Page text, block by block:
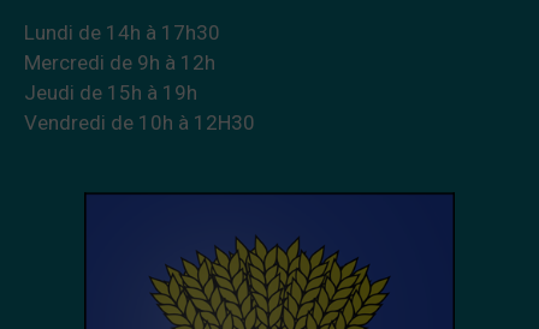
Lundi de 14h à 17h30
Mercredi de 9h à 12h
Jeudi de 15h à 19h
Vendredi de 10h à 12H30